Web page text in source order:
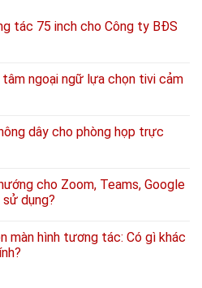
tác 75 inch cho Công ty BĐS
ngoại ngữ lựa chọn tivi cảm
dây cho phòng họp trực
cho Zoom, Teams, Google
dụng?
màn hình tương tác: Có gì khác